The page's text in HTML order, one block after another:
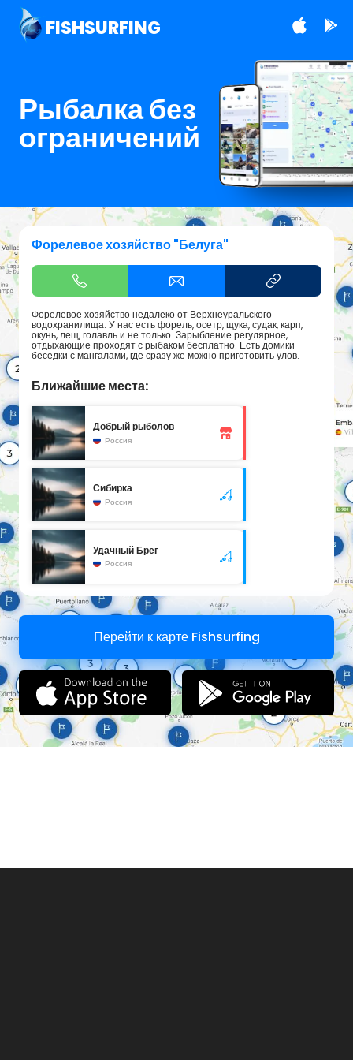
FISHSURFING
Рыбалка без
ограничений
Форелевое хозяйство "Белуга"
Форелевое хозяйство недалеко от Верхнеуральского
водохранилища. У нас есть форель, осетр, щука, судак, карп,
окунь, лещ, голавль и не только. Зарыбление регулярное,
отдыхающие проходят с рыбаком бесплатно. Есть домики-
беседки с мангалами, где сразу же можно приготовить улов.
Ближайшие места:
Добрый рыболов
Россия
Сибирка
Россия
Удачный Брег
Россия
Перейти к карте Fishsurfing